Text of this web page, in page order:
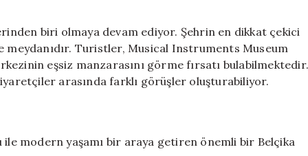
biri olmaya devam ediyor. Şehrin en dikkat çekici
meydanıdır. Turistler, Musical Instruments Museum
eşsiz manzarasını görme fırsatı
arasında farklı görüşler oluşturabiliyor.
modern yaşamı bir araya getiren önemli bir Belçika